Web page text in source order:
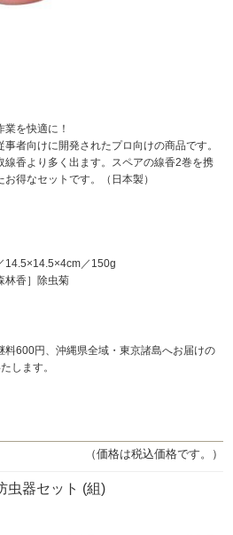
を快適に！
者向けに開発されたプロ向けの商品です。
香より多く出ます。スペアの線香2巻を携
得なセットです。（日本製）
14.5×14.5×4cm／150g
林香］除虫菊
料600円、沖縄県全域・東京諸島へお届けの
します。
（価格は税込価格です。）
虫器セット (組)